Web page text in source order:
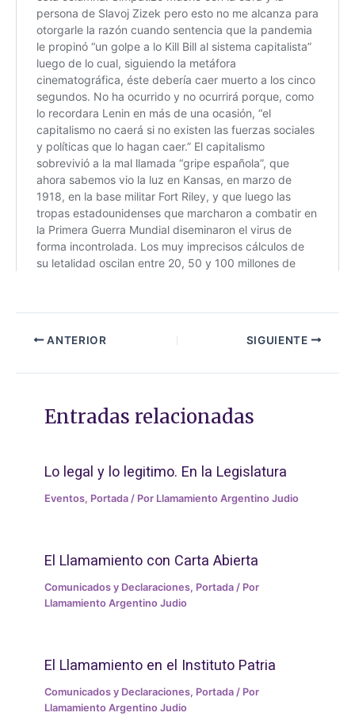
ANTERIOR SIGUIENTE
Entradas relacionadas
Lo legal y lo legitimo. En la Legislatura
Eventos, Portada / Por Llamamiento Argentino Judio
El Llamamiento con Carta Abierta
Comunicados y Declaraciones, Portada / Por
Llamamiento Argentino Judio
El Llamamiento en el Instituto Patria
Comunicados y Declaraciones, Portada / Por
Llamamiento Argentino Judio